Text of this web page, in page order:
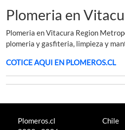
Plomeria en
Plomeria en Vitacura Region
plomeria y gasfiteria, limpieza y
COTICE AQUI EN PLOMEROS.CL
Plomeros.cl
Chile